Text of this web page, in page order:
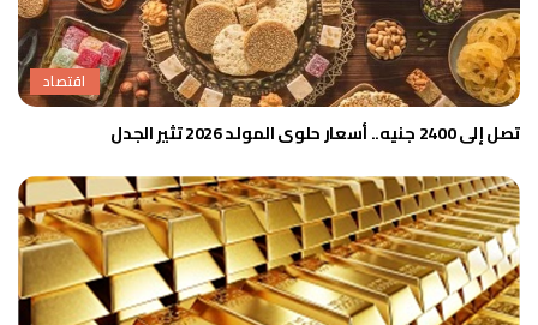
اقتصاد
تصل إلى 2400 جنيه.. أسعار حلوى المولد 2026 تثير الجدل